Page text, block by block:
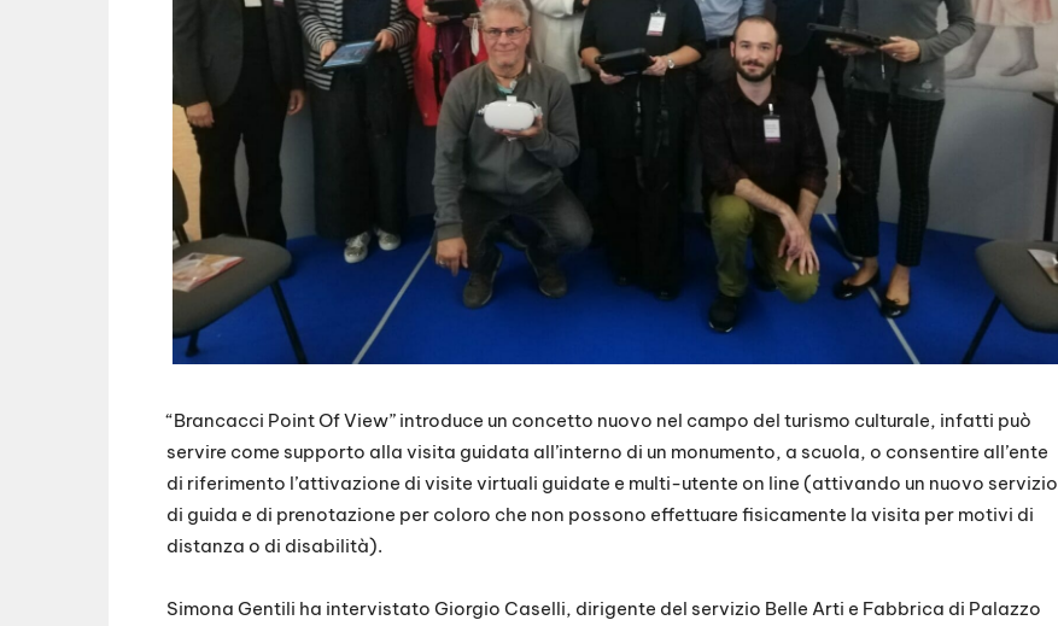
“Brancacci Point Of View” introduce un concetto nuovo nel campo del turismo culturale, infatti può
servire come supporto alla visita guidata all’interno di un monumento, a scuola, o consentire all’ente
di riferimento l’attivazione di visite virtuali guidate e multi-utente on line (attivando un nuovo servizio
di guida e di prenotazione per coloro che non possono effettuare fisicamente la visita per motivi di
distanza o di disabilità).
Simona Gentili ha intervistato Giorgio Caselli, dirigente del servizio Belle Arti e Fabbrica di Palazzo